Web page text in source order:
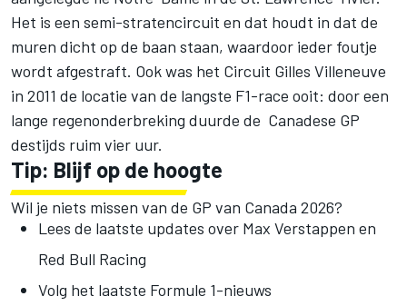
Het is een semi-stratencircuit en dat houdt in dat de
muren dicht op de baan staan, waardoor ieder foutje
wordt afgestraft. Ook was het Circuit Gilles Villeneuve
in 2011 de locatie van de langste F1-race ooit: door een
lange regenonderbreking duurde de Canadese GP
destijds ruim vier uur.
Tip: Blijf op de hoogte
Wil je niets missen van de GP van Canada 2026?
Lees de laatste updates over Max Verstappen en
Red Bull Racing
Volg het laatste Formule 1-nieuws